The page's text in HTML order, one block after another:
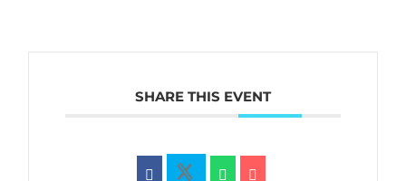
SHARE THIS EVENT